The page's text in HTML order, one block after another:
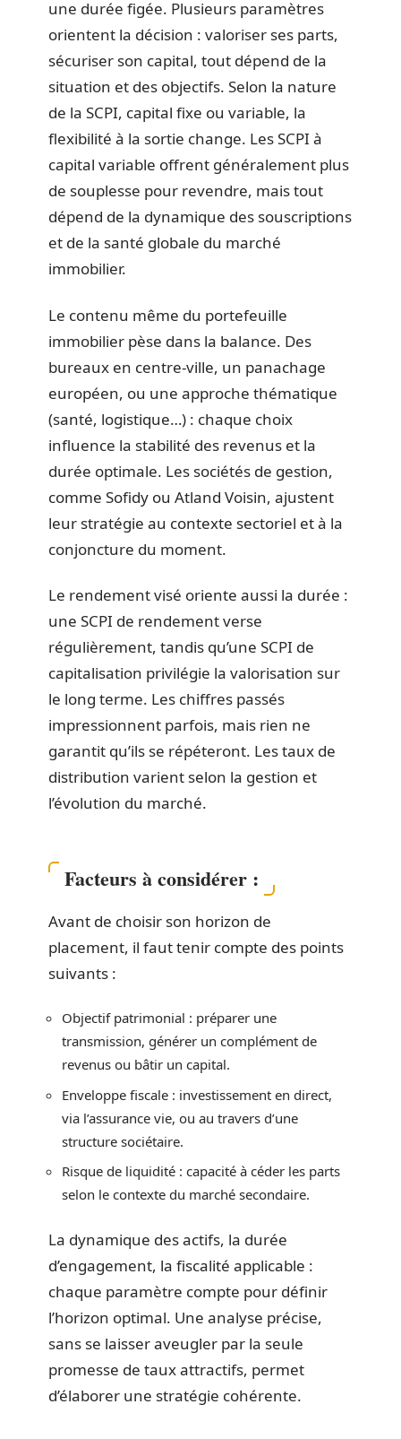
une durée figée. Plusieurs paramètres
orientent la décision : valoriser ses parts,
sécuriser son capital, tout dépend de la
situation et des objectifs. Selon la nature
de la SCPI, capital fixe ou variable, la
flexibilité à la sortie change. Les SCPI à
capital variable offrent généralement plus
de souplesse pour revendre, mais tout
dépend de la dynamique des souscriptions
et de la santé globale du marché
immobilier.
Le contenu même du portefeuille
immobilier pèse dans la balance. Des
bureaux en centre-ville, un panachage
européen, ou une approche thématique
(santé, logistique…) : chaque choix
influence la stabilité des revenus et la
durée optimale. Les sociétés de gestion,
comme Sofidy ou Atland Voisin, ajustent
leur stratégie au contexte sectoriel et à la
conjoncture du moment.
Le rendement visé oriente aussi la durée :
une SCPI de rendement verse
régulièrement, tandis qu’une SCPI de
capitalisation privilégie la valorisation sur
le long terme. Les chiffres passés
impressionnent parfois, mais rien ne
garantit qu’ils se répéteront. Les taux de
distribution varient selon la gestion et
l’évolution du marché.
Facteurs à considérer :
Avant de choisir son horizon de
placement, il faut tenir compte des points
suivants :
Objectif patrimonial : préparer une
transmission, générer un complément de
revenus ou bâtir un capital.
Enveloppe fiscale : investissement en direct,
via l’assurance vie, ou au travers d’une
structure sociétaire.
Risque de liquidité : capacité à céder les parts
selon le contexte du marché secondaire.
La dynamique des actifs, la durée
d’engagement, la fiscalité applicable :
chaque paramètre compte pour définir
l’horizon optimal. Une analyse précise,
sans se laisser aveugler par la seule
promesse de taux attractifs, permet
d’élaborer une stratégie cohérente.